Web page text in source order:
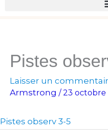
Pistes
Laisser un
Armstrong /23 octobre
Pistes observ 3-5